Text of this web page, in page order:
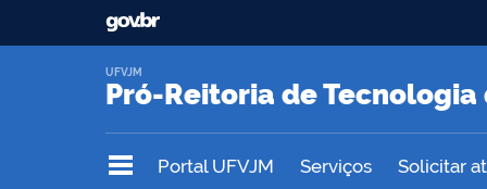
Pró-Reitoria de
UFVJM
Portal UFVJM Serviços Solicitar